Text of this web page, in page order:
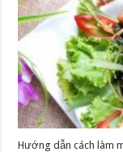
Hướng dẫn cách làm